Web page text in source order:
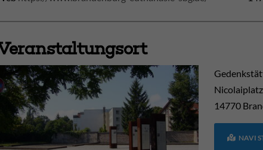
14770
NAVI